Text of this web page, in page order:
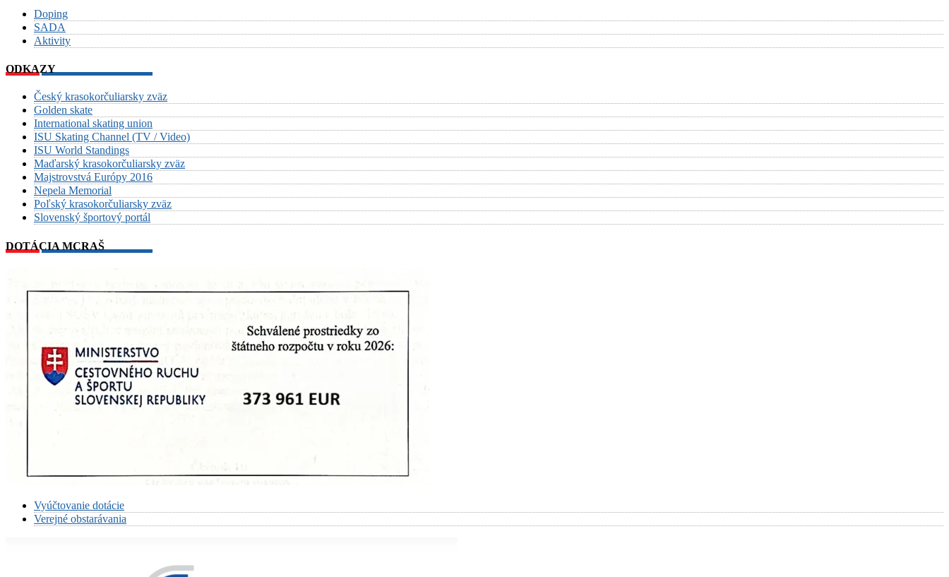
Doping
SADA
Aktivity
ODKAZY
Český krasokorčuliarsky zväz
Golden skate
International skating union
ISU Skating Channel (TV / Video)
ISU World Standings
Maďarský krasokorčuliarsky zväz
Majstrovstvá Európy 2016
Nepela Memorial
Poľský krasokorčuliarsky zväz
Slovenský športový portál
DOTÁCIA MCRAŠ
Vyúčtovanie dotácie
Verejné obstarávania